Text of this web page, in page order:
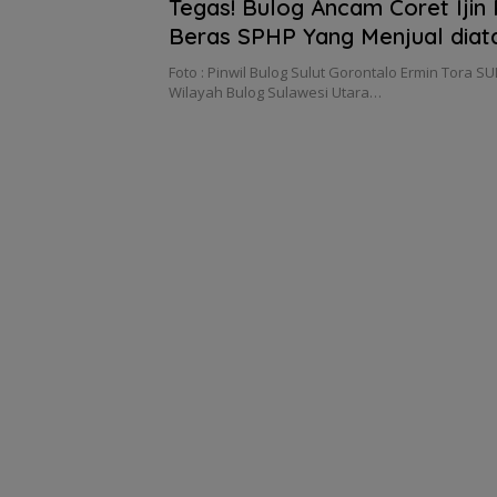
Tegas! Bulog Ancam Coret Ijin
Beras SPHP Yang Menjual
Ermin Tora : Kami Akan Awasi
Foto : Pinwil Bulog Sulut Gorontalo Ermin Tora
Wilayah Bulog Sulawesi Utara…